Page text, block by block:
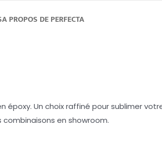
A PROPOS DE PERFECTA
Un choix raffiné pour sublimer
en showroom.